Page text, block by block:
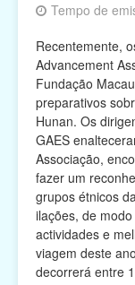
Associações
Organismos
Outras
Tempo de
Recentemente,
Advancement
Fundação
preparativos
Hunan. Os
GAES
Associação,
fazer um
grupos étnicos
ilações, de
actividades e
viagem deste
decorrerá entre